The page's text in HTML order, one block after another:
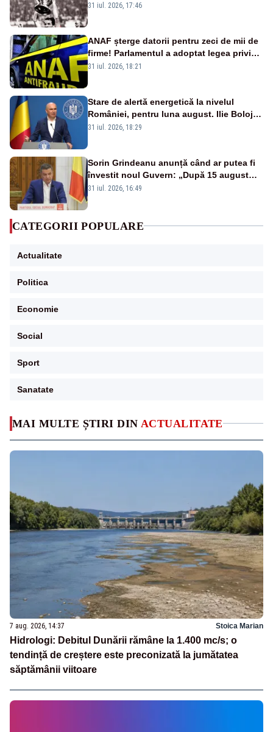
MAI MULTE ȘTIRI DIN ACTUALITATE
7 aug. 2026, 14:37 Stoica Marian
Hidrologi: Debitul Dunării rămâne la 1.400 mc/s; o
tendință de creștere este preconizată la jumătatea
săptămânii viitoare
a fotbalului mondial”
31 iul. 2026, 17:46
ANAF șterge datorii pentru zeci de mii de
firme! Parlamentul a adoptat legea privind
amnistia fiscală
31 iul. 2026, 18:21
Stare de alertă energetică la nivelul
României, pentru luna august. Ilie Bolojan
a anunțat importuri și posibile restricții –
31 iul. 2026, 18:29
Sorin Grindeanu anunță când ar putea fi
învestit noul Guvern: „După 15 august
sunt șanse mai mari”
31 iul. 2026, 16:49
CATEGORII POPULARE
Actualitate
Politica
Economie
Social
Sport
Sanatate